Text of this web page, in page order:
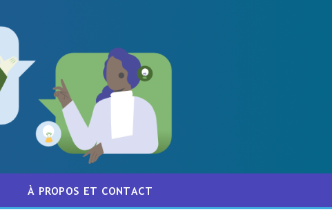
À PROPOS ET CONTACT